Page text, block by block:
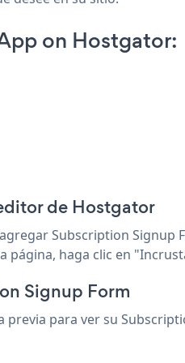
on Hostgator:
de Hostgator
Subscription Signup
haga clic en
Signup Form
previa para ver su